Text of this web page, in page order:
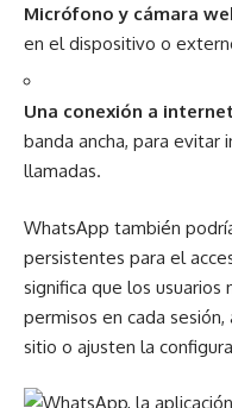
Micrófono y cámara
en el dispositivo o
Una conexión a
banda ancha, para evitar
llamadas.
WhatsApp también
persistentes para el
significa que los
permisos en cada
sitio o ajusten la